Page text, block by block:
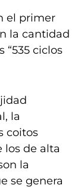
el primer
la cantidad
ciclos
la
coitos
los de alta
la
se genera